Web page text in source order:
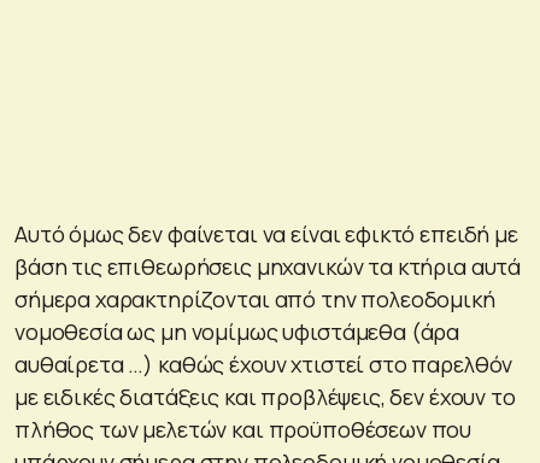
Αυτό όμως δεν φαίνεται να είναι εφικτό επειδή με
βάση τις επιθεωρήσεις μηχανικών τα κτήρια αυτά
σήμερα χαρακτηρίζονται από την πολεοδομική
νομοθεσία ως μη νομίμως υφιστάμεθα (άρα
αυθαίρετα …) καθώς έχουν χτιστεί στο παρελθόν
με ειδικές διατάξεις και προβλέψεις, δεν έχουν το
πλήθος των μελετών και προϋποθέσεων που